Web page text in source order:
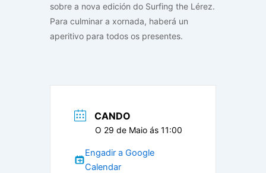
sobre a nova edición do Surfing the Lérez.
Para culminar a xornada, haberá un
aperitivo para todos os presentes.
CANDO
O 29 de Maio ás 11:00
Engadir a Google
Calendar